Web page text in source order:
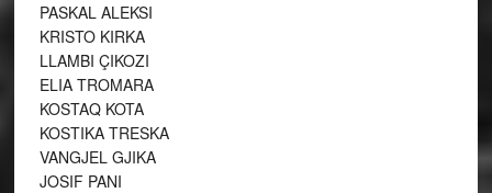
PASKAL ALEKSI
KRISTO KIRKA
LLAMBI ÇIKOZI
ELIA TROMARA
KOSTAQ KOTA
KOSTIKA TRESKA
VANGJEL GJIKA
JOSIF PANI